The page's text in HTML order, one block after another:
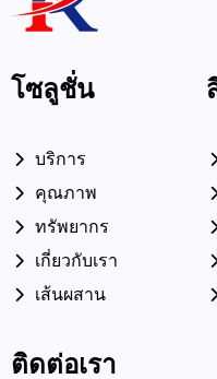
โซลูชั่น
บริการ
คุณภาพ
ทรัพยากร
เกี่ยวกับเรา
เส้นผสาน
ติดต่อเรา